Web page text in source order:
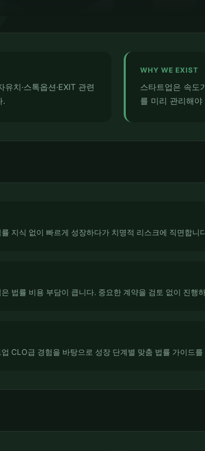
유치·스톡옵션·EXIT 관련
.
WHY WE EXIST
스타트업은 속도
를 미리 관리해
지식 없이 빠르게 성장하다가 치명적 리스크에 직면합니
법률 비용 부담이 큽니다. 중요한 계약을 검토 없이 진행
CLO급 경험을 바탕으로 성장 단계별 맞춤 법률 가이드를